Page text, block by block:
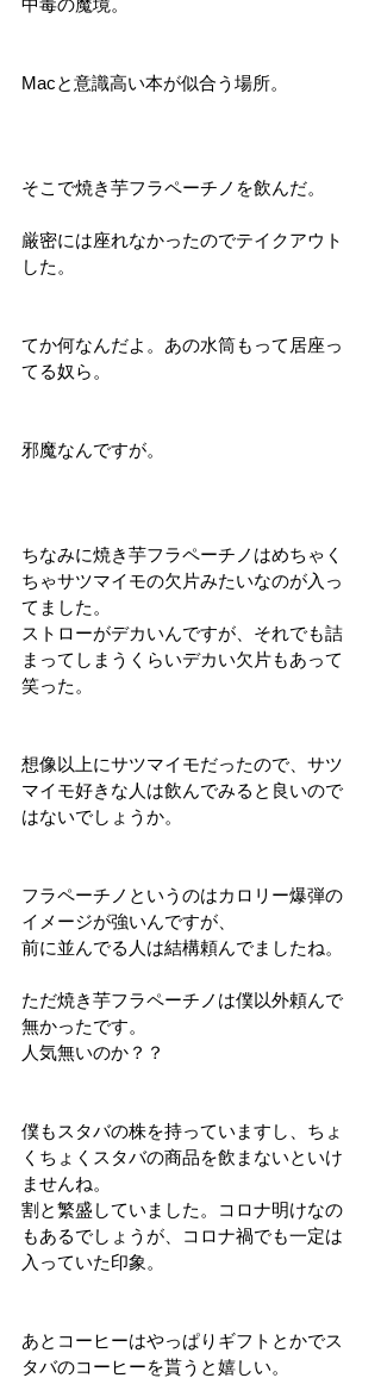
中毒の魔境。
Macと意識高い本が似合う場所。
そこで焼き芋フラペーチノを飲んだ。
厳密には座れなかったのでテイクアウト
した。
てか何なんだよ。あの水筒もって居座っ
てる奴ら。
邪魔なんですが。
ちなみに焼き芋フラペーチノはめちゃく
ちゃサツマイモの欠片みたいなのが入っ
てました。
ストローがデカいんですが、それでも詰
まってしまうくらいデカい欠片もあって
笑った。
想像以上にサツマイモだったので、サツ
マイモ好きな人は飲んでみると良いので
はないでしょうか。
フラペーチノというのはカロリー爆弾の
イメージが強いんですが、
前に並んでる人は結構頼んでましたね。
ただ焼き芋フラペーチノは僕以外頼んで
無かったです。
人気無いのか？？
僕もスタバの株を持っていますし、ちょ
くちょくスタバの商品を飲まないといけ
ませんね。
割と繁盛していました。コロナ明けなの
もあるでしょうが、コロナ禍でも一定は
入っていた印象。
あとコーヒーはやっぱりギフトとかでス
タバのコーヒーを貰うと嬉しい。